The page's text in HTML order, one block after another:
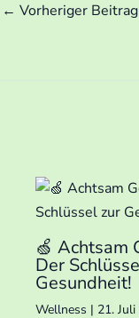
← Vorheriger Beitrag
🍏 Achtsam
Der
Gesundheit!
Wellness | 21.